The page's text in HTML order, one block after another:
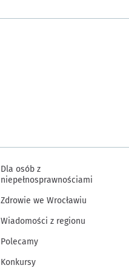
Dla osób z
niepełnosprawnościami
Zdrowie we Wrocławiu
Wiadomości z regionu
Polecamy
Konkursy